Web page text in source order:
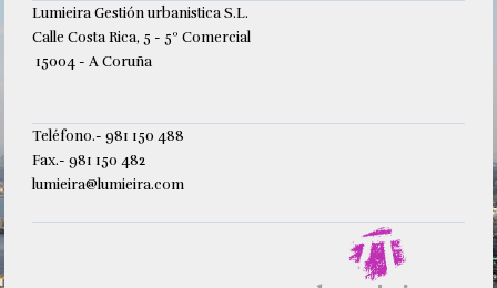
Lumieira Gestión urbanistica S.L.
Calle Costa Rica, 5 - 5º Comercial
15004 - A Coruña
Teléfono.- 981 150 488
Fax.- 981 150 482
lumieira@lumieira.com